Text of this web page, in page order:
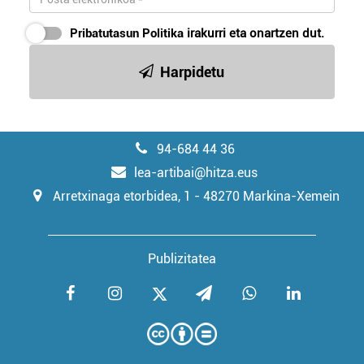
Pribatutasun Politika irakurri eta onartzen dut.
Harpidetu
94-684 44 36
lea-artibai@hitza.eus
Arretxinaga etorbidea, 1 - 48270 Markina-Xemein
Publizitatea